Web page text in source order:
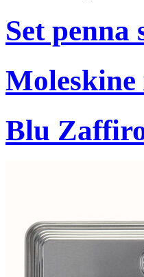
Set penna
Moleskine
Blu